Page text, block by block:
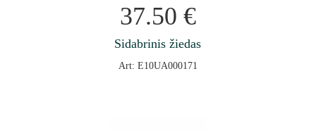
37.50 €
Sidabrinis žiedas
Art: E10UA000171